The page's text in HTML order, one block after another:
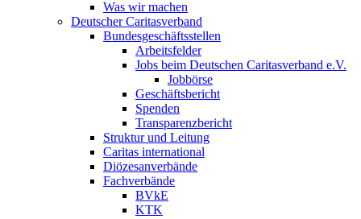
Was wir machen
Deutscher Caritasverband
Bundesgeschäftsstellen
Arbeitsfelder
Jobs beim Deutschen Caritasverband e.V.
Jobbörse
Geschäftsbericht
Spenden
Transparenzbericht
Struktur und Leitung
Caritas international
Diözesanverbände
Fachverbände
BVkE
KTK